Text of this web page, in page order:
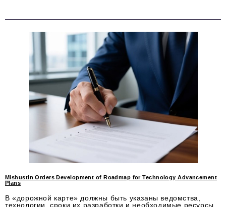
Mishustin Orders Development of Roadmap for Technology Advancement
Plans
В «дорожной карте» должны быть указаны ведомства,
технологии, сроки их разработки и необходимые ресурсы.